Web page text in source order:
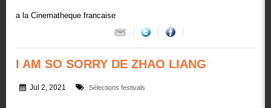
a la Cinematheque francaise
I AM SO SORRY DE ZHAO LIANG
Jul 2, 2021 Sélections festivals